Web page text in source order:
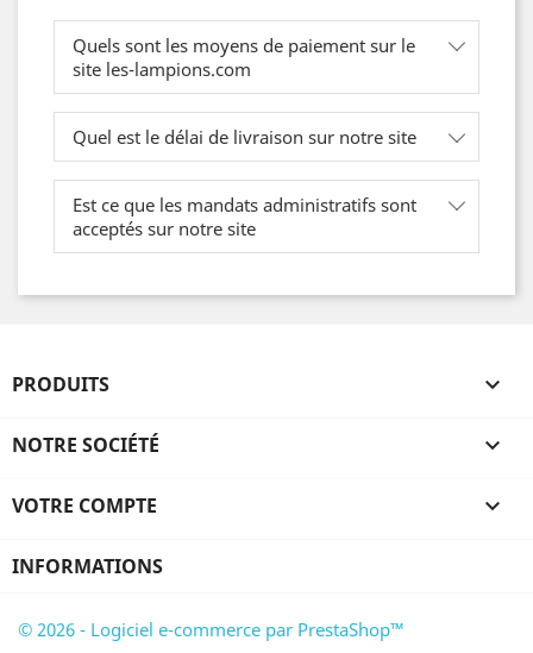
Quels sont les moyens de paiement sur le
site les-lampions.com
Quel est le délai de livraison sur notre site
Est ce que les mandats administratifs sont
acceptés sur notre site
PRODUITS 
NOTRE SOCIÉTÉ 
VOTRE COMPTE 
INFORMATIONS
© 2026 - Logiciel e-commerce par PrestaShop™